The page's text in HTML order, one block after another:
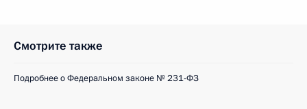
Смотрите также
Подробнее о Федеральном законе № 231-ФЗ